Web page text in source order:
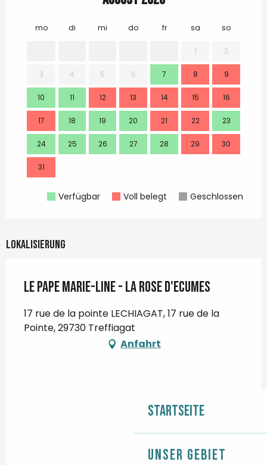
Startseite
Unser Gebiet
mo di mi do fr sa so
1 2
3 4 5 6 7 8 9
10 11 12 13 14 15 16
17 18 19 20 21 22 23
24 25 26 27 28 29 30
31
Verfügbar Voll belegt Geschlossen
Lokalisierung
LE PAPE Marie-Line - La Rose d'Ecumes
17 rue de la pointe LECHIAGAT, 17 rue de la
Pointe, 29730 Treffiagat
Anfahrt